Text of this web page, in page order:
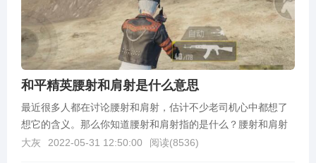
和平精英腰射和肩射是什么意思
最近很多人都在讨论腰射和肩射，估计不少老司机心中都想了
想它的含义。那么你知道腰射和肩射指的是什么？腰射和肩射
有什么区别呢？腰射和肩射哪个更好用？今天我们一起来看...
大灰 2022-05-31 12:50:00 阅读(8536)